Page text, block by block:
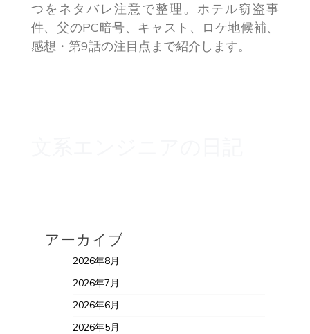
つをネタバレ注意で整理。ホテル窃盗事
件、父のPC暗号、キャスト、ロケ地候補、
感想・第9話の注目点まで紹介します。
アーカイブ
2026年8月
2026年7月
2026年6月
2026年5月